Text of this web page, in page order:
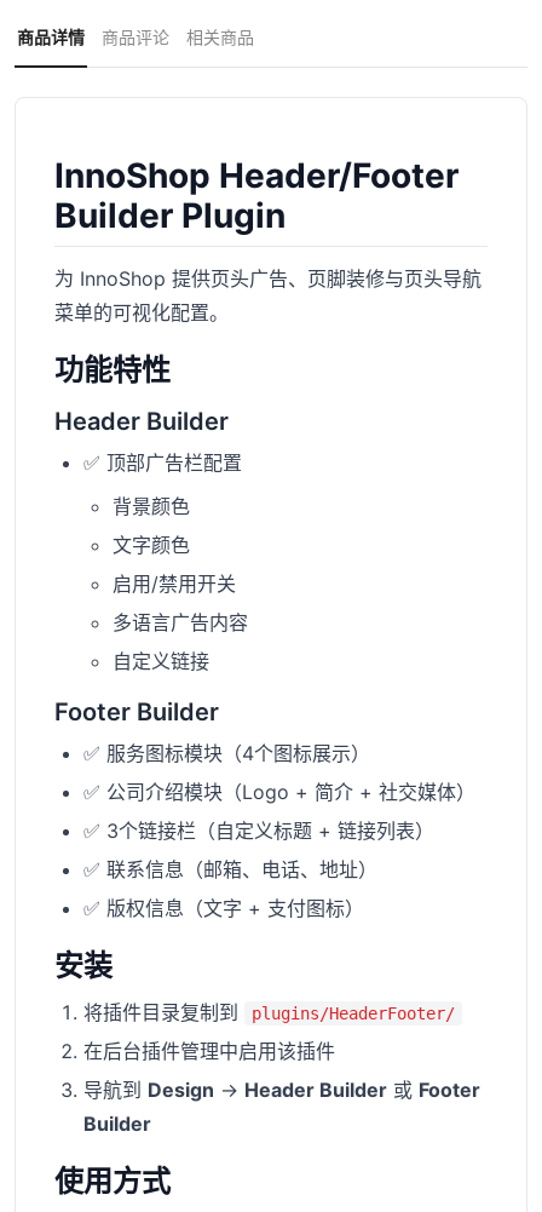
商品详情 商品评论 相关商品
InnoShop Header/Footer
Builder Plugin
为 InnoShop 提供页头广告、页脚装修与页头导航
菜单的可视化配置。
功能特性
Header Builder
✅ 顶部广告栏配置
背景颜色
文字颜色
启用/禁用开关
多语言广告内容
自定义链接
Footer Builder
✅ 服务图标模块（4个图标展示）
✅ 公司介绍模块（Logo + 简介 + 社交媒体）
✅ 3个链接栏（自定义标题 + 链接列表）
✅ 联系信息（邮箱、电话、地址）
✅ 版权信息（文字 + 支付图标）
安装
将插件目录复制到 plugins/HeaderFooter/
在后台插件管理中启用该插件
导航到 Design → Header Builder 或 Footer
Builder
使用方式